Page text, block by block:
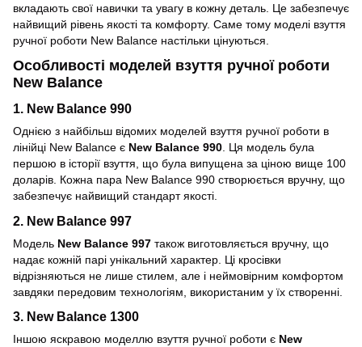
вкладають свої навички та увагу в кожну деталь. Це забезпечує
найвищий рівень якості та комфорту. Саме тому моделі взуття
ручної роботи New Balance настільки цінуються.
Особливості моделей взуття ручної роботи
New Balance
1. New Balance 990
Однією з найбільш відомих моделей взуття ручної роботи в
лінійці New Balance є New Balance 990 . Ця модель була
першою в історії взуття, що була випущена за ціною вище 100
доларів. Кожна пара New Balance 990 створюється вручну, що
забезпечує найвищий стандарт якості.
2. New Balance 997
Модель New Balance 997 також виготовляється вручну, що
надає кожній парі унікальний характер. Ці кросівки
відрізняються не лише стилем, але і неймовірним комфортом
завдяки передовим технологіям, використаним у їх створенні.
3. New Balance 1300
Іншою яскравою моделлю взуття ручної роботи є New